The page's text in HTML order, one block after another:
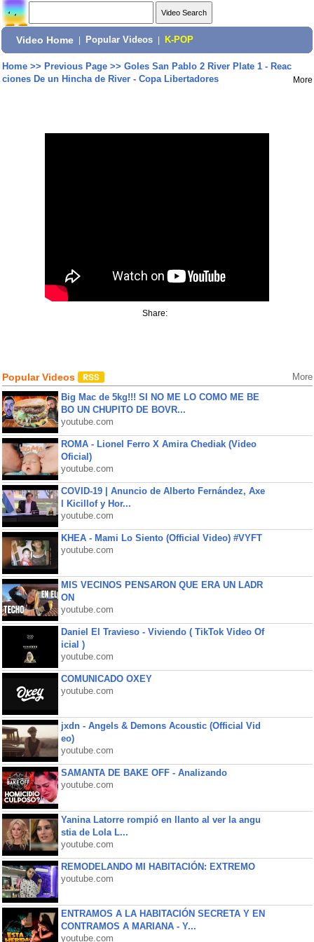
Video Home Popular Videos K-POP
Home>> Previous Page>> Goles San Pablo 2 River Plate 1 - Reac
ciones De un Hincha de River - Copa Libertadores
More
Share:
Popular Videos More
Big Mac de 5kg!!! SI NO ME LO COMO ME BE
BO UN CHUPITO DE BOVR...
youtube.com
ROMA - Lionel Ferro X Amira Chediak (Video
Oficial)
youtube.com
COVID-19 | Anuncio de Alberto Fernández, Axe
l Kicillof y Hor...
youtube.com
KHEA - Mami Lo Siento (Official Video) #VYFT
youtube.com
MIS VECINOS PENSARON QUE ERA UN LADR
ON
youtube.com
Daniel El Travieso - Viviendo ( TikTok Video Of
icial )
youtube.com
COMUNICADO OXEY
youtube.com
jxdn - Angels & Demons Acoustic (Official Vid
eo)
youtube.com
SAMANTA DE BAKE OFF - Analizando
youtube.com
Yanina Latorre rompió en llanto al ver la angu
stia de Lola L...
youtube.com
REMODELANDO MI HABITACIÓN: EXTREMO
youtube.com
ENTRAMOS A LA HABITACIÓN SECRETA Y EN
CONTRAMOS A MARIANA - Y...
youtube.com